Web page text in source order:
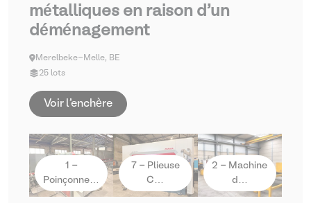
métalliques en raison d'un
déménagement
Merelbeke-Melle, BE
25 lots
Voir l'enchère
1 -
Poinçonne…
7 - Plieuse
C…
2 - Machine
d…